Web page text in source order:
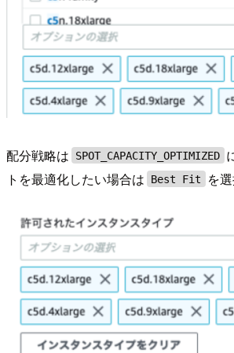
配分戦略は SPOT_CAPACITY_OPTIMIZED
トを最適化したい場合は
Best Fit を